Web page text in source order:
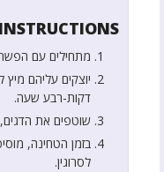
INSTRUCTIONS
מתחילים עם
יוצקים עליהם
דקות-רבע שעה.
שוטפים את
בזמן הטחינה,
לסרוגין.